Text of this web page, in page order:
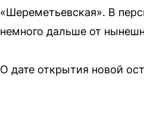
«Шереметьевская». В
немного дальше от
О дате открытия новой